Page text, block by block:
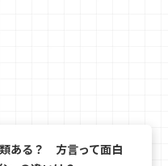
ある？ 方言って面白